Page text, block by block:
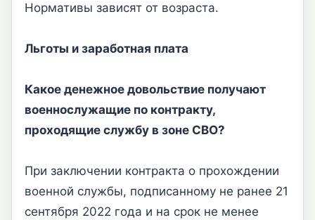
Нормативы зависят от возраста.
Льготы и заработная плата
Какое денежное довольствие получают
военнослужащие по контракту,
проходящие службу в зоне СВО?
При заключении контракта о прохождении
военной службы, подписанному не ранее 21
сентября 2022 года и на срок не менее